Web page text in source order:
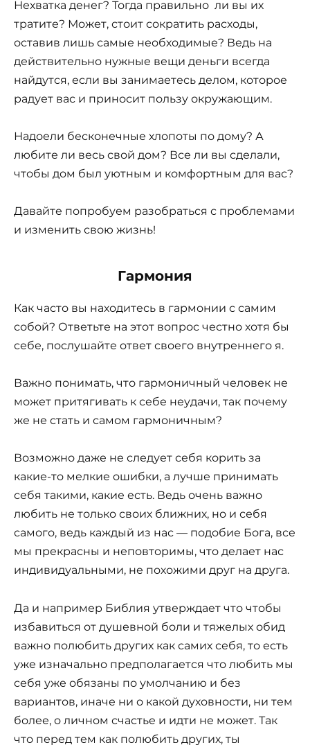
Нехватка денег? Тогда правильно ли вы их
тратите? Может, стоит сократить расходы,
оставив лишь самые необходимые? Ведь на
действительно нужные вещи деньги всегда
найдутся, если вы занимаетесь делом, которое
радует вас и приносит пользу окружающим.
Надоели бесконечные хлопоты по дому? А
любите ли весь свой дом? Все ли вы сделали,
чтобы дом был уютным и комфортным для вас?
Давайте попробуем разобраться с проблемами
и изменить свою жизнь!
Гармония
Как часто вы находитесь в гармонии с самим
собой? Ответьте на этот вопрос честно хотя бы
себе, послушайте ответ своего внутреннего я.
Важно понимать, что гармоничный человек не
может притягивать к себе неудачи, так почему
же не стать и самом гармоничным?
Возможно даже не следует себя корить за
какие-то мелкие ошибки, а лучше принимать
себя такими, какие есть. Ведь очень важно
любить не только своих ближних, но и себя
самого, ведь каждый из нас — подобие Бога, все
мы прекрасны и неповторимы, что делает нас
индивидуальными, не похожими друг на друга.
Да и например Библия утверждает что чтобы
избавиться от душевной боли и тяжелых обид
важно полюбить других как самих себя, то есть
уже изначально предполагается что любить мы
себя уже обязаны по умолчанию и без
вариантов, иначе ни о какой духовности, ни тем
более, о личном счастье и идти не может. Так
что перед тем как полюбить других, ты